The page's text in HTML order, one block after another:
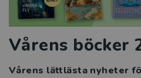
Vårens böcker
Vårens lättlästa nyheter